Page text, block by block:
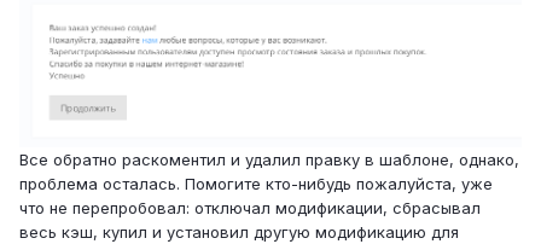
Все обратно раскоментил и удалил правку в шаблоне, однако,
проблема осталась. Помогите кто-нибудь пожалуйста, уже
что не перепробовал: отключал модификации, сбрасывал
весь кэш, купил и установил другую модификацию для